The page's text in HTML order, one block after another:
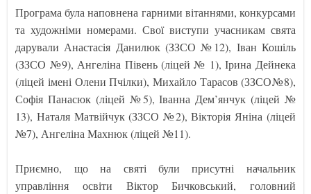
Програма була наповнена гарними вітаннями, конкурсами
та художніми номерами. Свої виступи учасникам свята
дарували Анастасія Данилюк (ЗЗСО №12), Іван Кошіль
(ЗЗСО №9), Ангеліна Півень (ліцей № 1), Ірина Дейнека
(ліцей імені Олени Пчілки), Михайло Тарасов (ЗЗСО№8),
Софія Панасюк (ліцей №5), Іванна Дем’янчук (ліцей №
13), Наталя Матвійчук (ЗЗСО №2), Вікторія Яніна (ліцей
№7), Ангеліна Махнюк (ліцей №11).
Приємно, що на святі були присутні начальник
управління освіти Віктор Бичковський, головний